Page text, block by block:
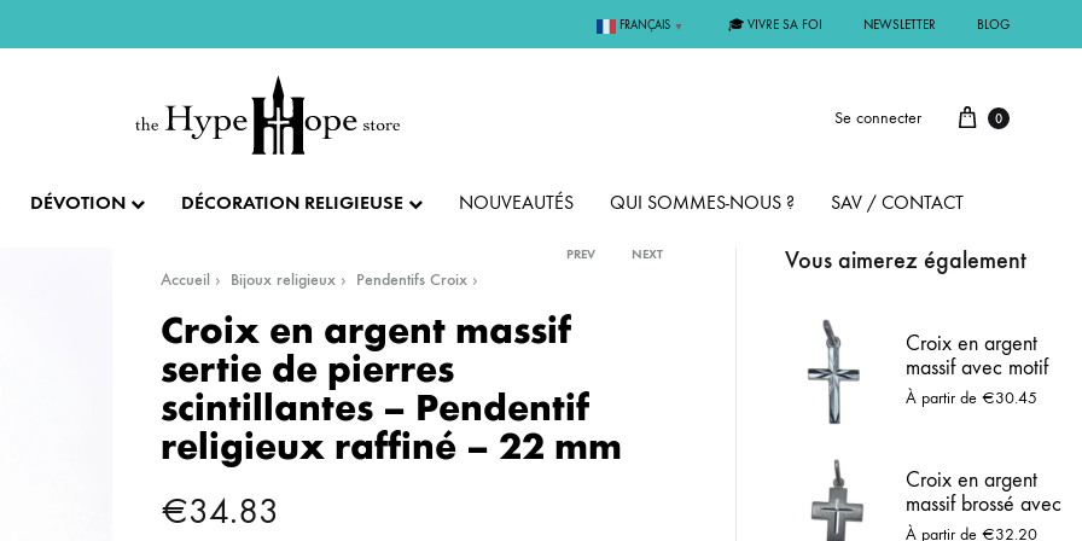
FRANÇAIS ▼ 🎓 VIVRE SA FOI NEWSLETTER BLOG
Se connecter 0
AUTRES BIJOUX
BAGUES
OR
DÉVOTION
FÊTES ET LITURGIE
💝 SAINT VALENTIN
✝️ PÂQUES ET SEMAINE SAINTE
CADEAU DE BAPTÊME
CADEAU DE COMMUNION
DÉCORATION RELIGIEUSE NOUVEAUTÉS QUI SOMMES-NOUS ? SAV / CONTACT
Accueil Bijoux religieux Pendentifs Croix
PREV NEXT
Croix en argent massif
sertie de pierres
scintillantes – Pendentif
religieux raffiné – 22 mm
€34.83
Vous aimerez également
Croix en argent
massif avec motif
étoilé
À partir de €30.45
Croix en argent
massif brossé avec
croix polie en
À partir de €32.20